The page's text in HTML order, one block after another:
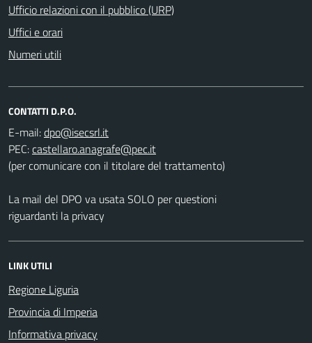
Ufficio relazioni con il pubblico (URP)
Uffici e orari
Numeri utili
CONTATTI D.P.O.
E-mail:
PEC:
(per comunicare con il titolare del trattamento)
La mail del DPO va usata SOLO per questioni
riguardanti la privacy
LINK UTILI
Regione Liguria
Provincia di Imperia
Informativa privacy